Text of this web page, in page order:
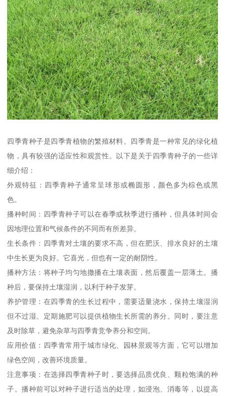
四季青种子是四季青植物的繁殖材料。四季青是一种常见的绿化植
物，具有较强的适应性和观赏性。以下是关于四季青种子的一些详
细介绍：
外观特征：四季青种子通常呈球形或椭圆形，颜色多为棕色或黑
色。
播种时间：四季青种子可以在春季或秋季进行播种，但具体时间会
因地理位置和气候条件的不同而有所差异。
生长条件：四季青对土壤的要求不高，但在肥沃、排水良好的土壤
中生长更为良好。它喜光，但也有一定的耐阴性。
播种方法：将种子均匀地撒播在土壤表面，然后覆盖一层薄土。播
种后，要保持土壤湿润，以利于种子发芽。
养护管理：在四季青的生长过程中，需要适量浇水，保持土壤湿润
但不过湿。定期施肥可以提供植物生长所需的养分。同时，要注意
及时除草，避免杂草与四季青竞争养分和空间。
应用价值：四季青常用于城市绿化、园林景观等方面，它可以增加
绿色空间，改善环境质量。
注意事项：在选择四季青种子时，要选择品质优良、颗粒饱满的种
子。播种前可以对种子进行适当的处理，如浸泡、消毒等，以提高